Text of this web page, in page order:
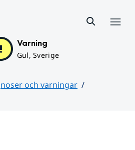
Varning
Gul, Sverige
och varningar